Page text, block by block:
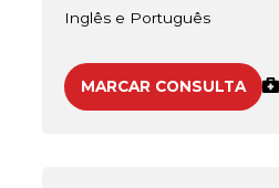
Inglês e Português
MARCAR CONSULTA